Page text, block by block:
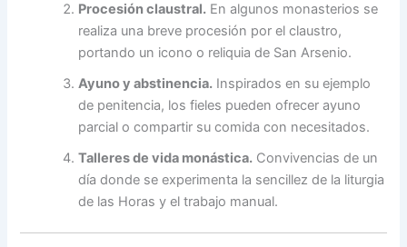
Procesión claustral. En algunos monasterios se
realiza una breve procesión por el claustro,
portando un icono o reliquia de San Arsenio.
Ayuno y abstinencia. Inspirados en su ejemplo
de penitencia, los fieles pueden ofrecer ayuno
parcial o compartir su comida con necesitados.
Talleres de vida monástica. Convivencias de un
día donde se experimenta la sencillez de la liturgia
de las Horas y el trabajo manual.